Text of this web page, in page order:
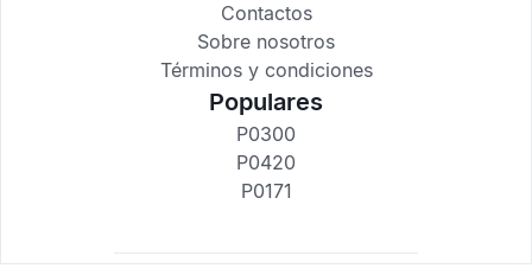
Contactos
Sobre nosotros
Términos y condiciones
Populares
P0300
P0420
P0171